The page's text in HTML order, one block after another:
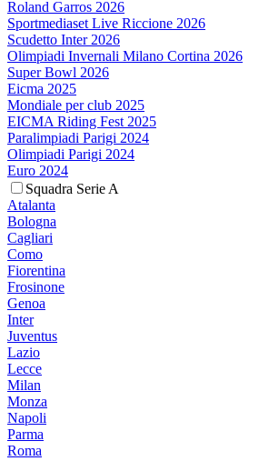
Roland Garros 2026
Sportmediaset Live Riccione 2026
Scudetto Inter 2026
Olimpiadi Invernali Milano Cortina 2026
Super Bowl 2026
Eicma 2025
Mondiale per club 2025
EICMA Riding Fest 2025
Paralimpiadi Parigi 2024
Olimpiadi Parigi 2024
Euro 2024
Squadra Serie A
Atalanta
Bologna
Cagliari
Como
Fiorentina
Frosinone
Genoa
Inter
Juventus
Lazio
Lecce
Milan
Monza
Napoli
Parma
Roma